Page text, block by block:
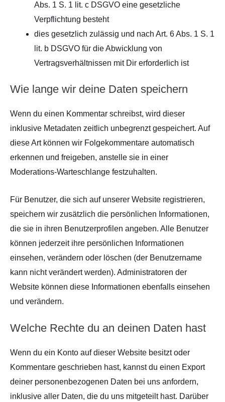
Abs. 1 S. 1 lit. c DSGVO eine gesetzliche
Verpflichtung besteht
dies gesetzlich zulässig und nach Art. 6 Abs. 1 S. 1
lit. b DSGVO für die Abwicklung von
Vertragsverhältnissen mit Dir erforderlich ist
Wie lange wir deine Daten speichern
Wenn du einen Kommentar schreibst, wird dieser
inklusive Metadaten zeitlich unbegrenzt gespeichert. Auf
diese Art können wir Folgekommentare automatisch
erkennen und freigeben, anstelle sie in einer
Moderations-Warteschlange festzuhalten.
Für Benutzer, die sich auf unserer Website registrieren,
speichern wir zusätzlich die persönlichen Informationen,
die sie in ihren Benutzerprofilen angeben. Alle Benutzer
können jederzeit ihre persönlichen Informationen
einsehen, verändern oder löschen (der Benutzername
kann nicht verändert werden). Administratoren der
Website können diese Informationen ebenfalls einsehen
und verändern.
Welche Rechte du an deinen Daten hast
Wenn du ein Konto auf dieser Website besitzt oder
Kommentare geschrieben hast, kannst du einen Export
deiner personenbezogenen Daten bei uns anfordern,
inklusive aller Daten, die du uns mitgeteilt hast. Darüber